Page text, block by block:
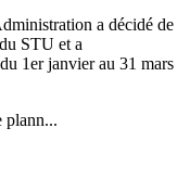
a décidé de
STU et a
1er janvier au 31 mars
plann...